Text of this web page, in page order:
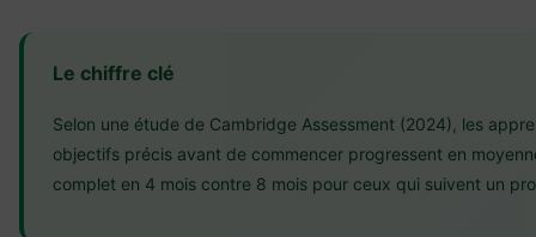
Le chiffre clé
Selon une étude de Cambridge Assessment (2024), les
objectifs précis avant de commencer progressent en
complet en 4 mois contre 8 mois pour ceux qui suivent un